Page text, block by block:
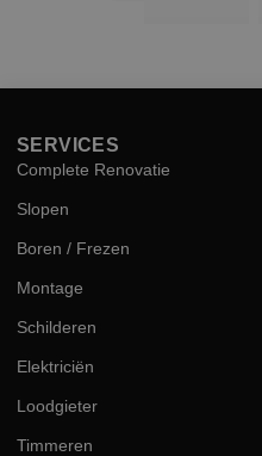
SERVICES
Complete Renovatie
Slopen
Boren / Frezen
Montage
Schilderen
Elektriciën
Loodgieter
Timmeren